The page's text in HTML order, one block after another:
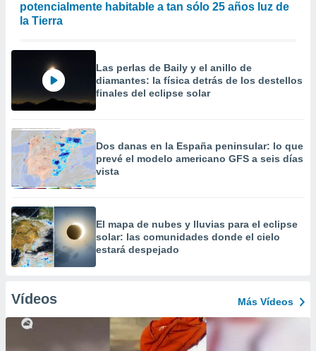
potencialmente habitable a tan sólo 25 años luz de
la Tierra
Las perlas de Baily y el anillo de
diamantes: la física detrás de los destellos
finales del eclipse solar
Dos danas en la España peninsular: lo que
prevé el modelo americano GFS a seis días
vista
​El mapa de nubes y lluvias para el eclipse
solar: las comunidades donde el cielo
estará despejado
Vídeos Más Vídeos